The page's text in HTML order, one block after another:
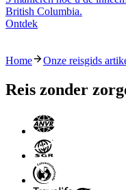
British Columbia.
Ontdek
Home Onze reisgids
Reis zonder